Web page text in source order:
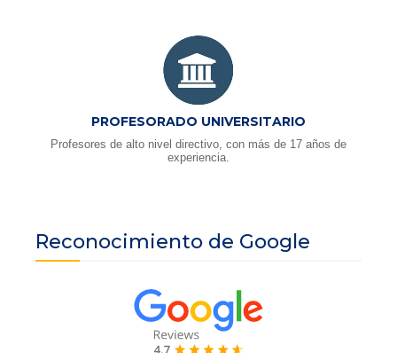
PROFESORADO UNIVERSITARIO
Profesores de alto nivel directivo, con más de 17 años de
experiencia.
Reconocimiento de Google